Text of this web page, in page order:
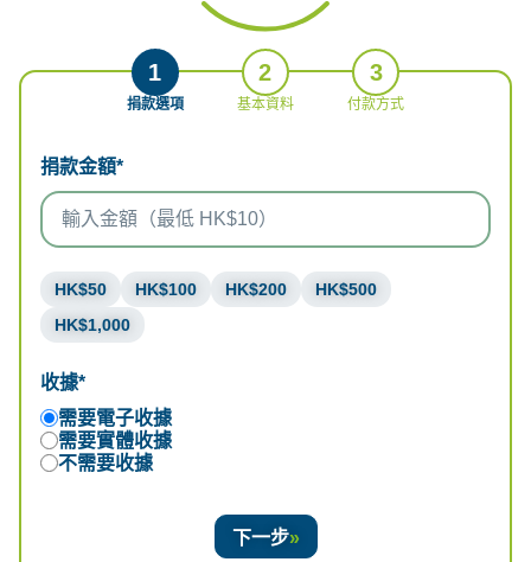
1
捐款選項
2
基本資料
3
付款方式
捐款金額*
HK$50 HK$100 HK$200
HK$500
HK$1,000
收據*
需要電子收據
需要實體收據
不需要收據
下一步